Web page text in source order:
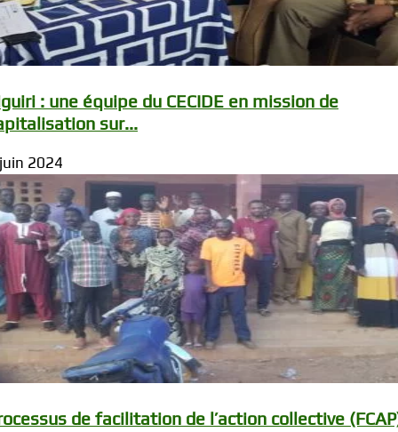
: une équipe du CECIDE en mission de
sur...
2024
de facilitation de l’action collective